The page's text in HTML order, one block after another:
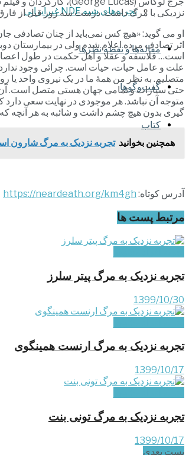
تجربه‌های شبه NDE غیرایرانی
مقاله‌ها و نقطه نظرها
گفت‌وگوها
کتاب
نزدیکی با مرگ داشت. درست سه روز قبل از
او می گوید: «هیچ کس نمی‌باید از چنان تصادفی
اثر تصادف مرده اعلام شدم ولی در بیمارستان
است… فلاسفه و عقلا و اهل حکمت در طول اعصار
علت و عامل حیات، حیات است. چرائی وجود
متصلیم. به نظر من همۀ ما در یک نیروی واحد
حتی سیارات و تمامی جهان هستی متصل است. آن را
متوجه آن نباشد. هر موجودی در نهایت سعی
گیری بدون هیچ چشم داشت و شائبه به هر آنچه
همچنین بخوانید تجربه نزدیک به مرگ شارون
آدرس کوتاه: https://neardeath.org/km4gh
مرتبط پست ها
تجربه نزدیک به مرگ پیتر سلرز
1399/10/30
تجربه نزدیک به مرگ ارنست همینگوی
1399/10/17
تجربه نزدیک به مرگ تونی بنت
1399/10/17
پست‌ بعدی